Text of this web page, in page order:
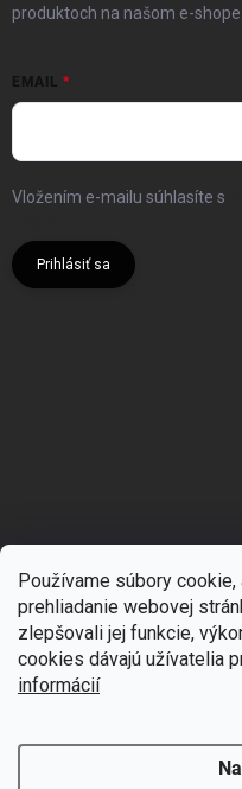
Používame súbory
prehliadanie webovej
zlepšovali jej funkcie,
cookies dávajú užívatelia
informácií
produktoch na našom e-shope.
EMAIL
Vložením e-mailu súhlasíte s
Prihlásiť sa
Copyright 2026 mgmoda.sk .
🎁Získajte 7
Prihláste sa k odberu noviniek